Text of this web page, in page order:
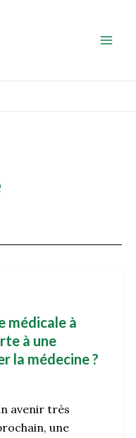
médicale à
à une
la médecine ?
avenir très
une